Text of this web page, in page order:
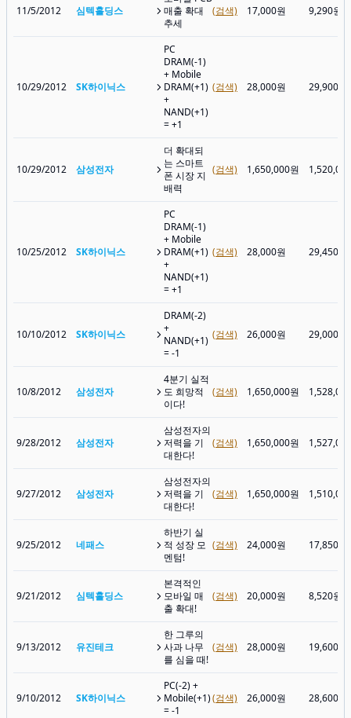
11/5/2012 심텍홀딩스
매출 확대
추세
(검색) 17,000원 9,290원
10/29/2012 SK하이닉스
PC
DRAM(-1)
+ Mobile
DRAM(+1)
+
NAND(+1)
= +1
(검색) 28,000원 29,900원
10/29/2012 삼성전자
더 확대되
는 스마트
폰 시장 지
배력
(검색) 1,650,000원
10/25/2012 SK하이닉스
PC
DRAM(-1)
+ Mobile
DRAM(+1)
+
NAND(+1)
= +1
(검색) 28,000원 29,450원
10/10/2012 SK하이닉스
DRAM(-2)
+
NAND(+1)
= -1
(검색) 26,000원 29,000원
10/8/2012 삼성전자
4분기 실적
도 희망적
이다!
(검색) 1,650,000원
9/28/2012 삼성전자
삼성전자의
저력을 기
대한다!
(검색) 1,650,000원
9/27/2012 삼성전자
삼성전자의
저력을 기
대한다!
(검색) 1,650,000원
9/25/2012 네패스
하반기 실
적 성장 모
멘텀!
(검색) 24,000원 17,850원
9/21/2012 심텍홀딩스
본격적인
모바일 매
출 확대!
(검색) 20,000원 8,520원
9/13/2012 유진테크
한 그루의
사과 나무
를 심을 때!
(검색) 28,000원 19,600원
9/10/2012 SK하이닉스
PC(-2) +
Mobile(+1)
= -1
(검색) 26,000원 28,600원